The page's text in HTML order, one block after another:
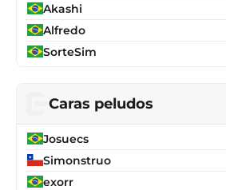
Akashi
Alfredo
SorteSim
Caras peludos
Josuecs
Simonstruo
exorr